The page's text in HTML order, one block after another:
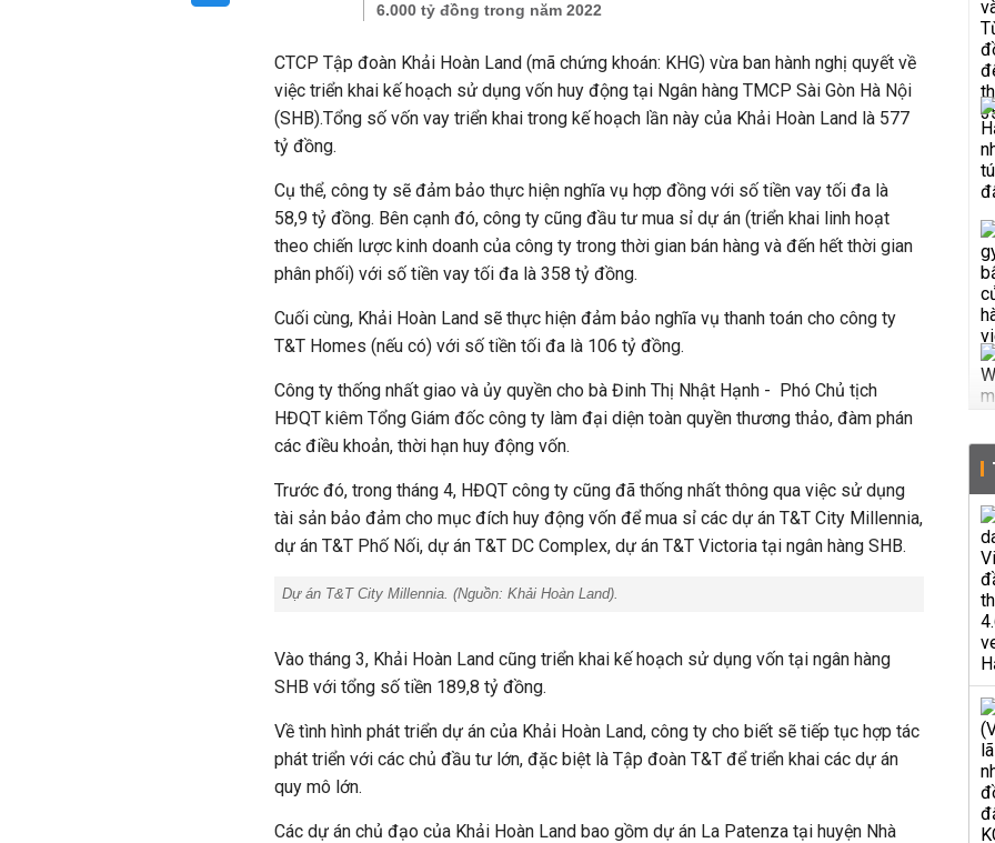
6.000 tỷ đồng trong năm 2022
CTCP Tập đoàn Khải Hoàn Land (mã chứng khoán: KHG) vừa ban hành nghị quyết về
việc triển khai kế hoạch sử dụng vốn huy động tại Ngân hàng TMCP Sài Gòn Hà Nội
(SHB).Tổng số vốn vay triển khai trong kế hoạch lần này của Khải Hoàn Land là 577
tỷ đồng.
Cụ thể, công ty sẽ đảm bảo thực hiện nghĩa vụ hợp đồng với số tiền vay tối đa là
58,9 tỷ đồng. Bên cạnh đó, công ty cũng đầu tư mua sỉ dự án (triển khai linh hoạt
theo chiến lược kinh doanh của công ty trong thời gian bán hàng và đến hết thời gian
phân phối) với số tiền vay tối đa là 358 tỷ đồng.
Cuối cùng, Khải Hoàn Land sẽ thực hiện đảm bảo nghĩa vụ thanh toán cho công ty
T&T Homes (nếu có) với số tiền tối đa là 106 tỷ đồng.
Công ty thống nhất giao và ủy quyền cho bà Đinh Thị Nhật Hạnh - Phó Chủ tịch
HĐQT kiêm Tổng Giám đốc công ty làm đại diện toàn quyền thương thảo, đàm phán
các điều khoản, thời hạn huy động vốn.
Trước đó, trong tháng 4, HĐQT công ty cũng đã thống nhất thông qua việc sử dụng
tài sản bảo đảm cho mục đích huy động vốn để mua sỉ các dự án T&T City Millennia,
dự án T&T Phố Nối, dự án T&T DC Complex, dự án T&T Victoria tại ngân hàng SHB.
Dự án T&T City Millennia. (Nguồn: Khải Hoàn Land).
Vào tháng 3, Khải Hoàn Land cũng triển khai kế hoạch sử dụng vốn tại ngân hàng
SHB với tổng số tiền 189,8 tỷ đồng.
Về tình hình phát triển dự án của Khải Hoàn Land, công ty cho biết sẽ tiếp tục hợp tác
phát triển với các chủ đầu tư lớn, đặc biệt là Tập đoàn T&T để triển khai các dự án
quy mô lớn.
Các dự án chủ đạo của Khải Hoàn Land bao gồm dự án La Patenza tại huyện Nhà